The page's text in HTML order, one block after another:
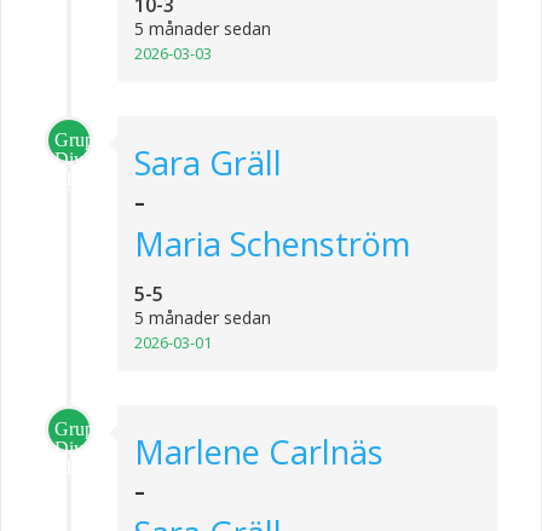
10-3
5 månader sedan
2026-03-03
Grupp
Division
Sara Gräll
-
Maria Schenström
5-5
5 månader sedan
2026-03-01
Grupp
Division
Marlene Carlnäs
-